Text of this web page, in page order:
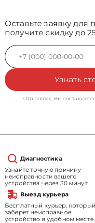
Оставьте заявку для
получите скидку до
Узнать
Отправляя, Вы
Диагностика
Узнайте точную причину
неисправности вашего
устройства через 30 минут
Выезд курьера
Бесплатный курьер, который
заберет неисправное
устройство в удобном месте.